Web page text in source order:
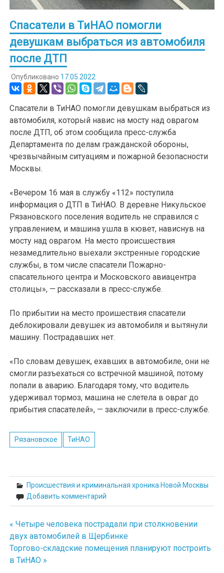
Спасатели в ТиНАО помогли
девушкам выбраться из автомобиля
после ДТП
Опубликовано 17.05.2022
Спасатели в ТиНАО помогли девушкам выбраться из
автомобиля, который навис на мосту над оврагом
после ДТП, об этом сообщила пресс-служба
Департамента по делам гражданской обороны,
чрезвычайным ситуациям и пожарной безопасности
Москвы.
«Вечером 16 мая в службу «112» поступила
информация о ДТП в ТиНАО. В деревне Никульское
Рязановского поселения водитель не справился с
управлением, и машина ушла в кювет, нависнув на
мосту над оврагом. На место происшествия
незамедлительно выехали экстренные городские
службы, в том числе спасатели Пожарно-
спасательного центра и Московского авиацентра
столицы», — рассказали в пресс-службе.
По прибытии на место проишествия спасатели
деблокировали девушек из автомобиля и вытянули
машину. Пострадавших нет.
«По словам девушек, ехавших в автомобиле, они не
смогли разъехаться со встречной машиной, потому
попали в аварию. Благодаря тому, что водитель
удерживал тормоз, машина не слетела в овраг до
прибытия спасателей», — заключили в пресс-службе.
Рязановское ТиНАО
Происшествия и криминальная хроника Новой Москвы
Добавить комментарий
Навигация
по
записям
« Четыре человека пострадали при столкновении
двух автомобилей в Щербинке
Торгово-складские помещения планируют построить
в ТиНАО »